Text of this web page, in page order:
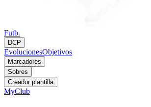
Futb.
DCP
EvolucionesObjetivos
Marcadores
Sobres
Creador plantilla
MyClub